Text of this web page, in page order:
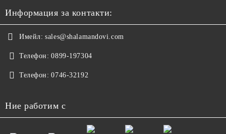
Информация за контакти:
Имейл: sales@shalamandovi.com
Телефон: 0899-197304
Телефон: 0746-32192
Ние работим с